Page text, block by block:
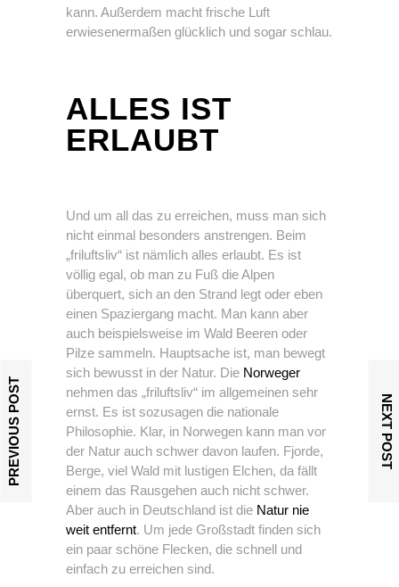
kann. Außerdem macht frische Luft
erwiesenermaßen glücklich und sogar schlau.
ALLES IST
ERLAUBT
Und um all das zu erreichen, muss man sich
nicht einmal besonders anstrengen. Beim
„friluftsliv“ ist nämlich alles erlaubt. Es ist
völlig egal, ob man zu Fuß die Alpen
überquert, sich an den Strand legt oder eben
einen Spaziergang macht. Man kann aber
auch beispielsweise im Wald Beeren oder
Pilze sammeln. Hauptsache ist, man bewegt
sich bewusst in der Natur. Die Norweger
nehmen das „friluftsliv“ im allgemeinen sehr
ernst. Es ist sozusagen die nationale
Philosophie. Klar, in Norwegen kann man vor
der Natur auch schwer davon laufen. Fjorde,
Berge, viel Wald mit lustigen Elchen, da fällt
einem das Rausgehen auch nicht schwer.
Aber auch in Deutschland ist die Natur nie
weit entfernt. Um jede Großstadt finden sich
ein paar schöne Flecken, die schnell und
einfach zu erreichen sind.
PREVIOUS POST NEXT POST